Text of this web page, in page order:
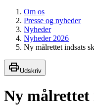
Om os
Presse og nyheder
Nyheder
Nyheder 2026
Ny målrettet indsats
Udskriv
Ny målrettet